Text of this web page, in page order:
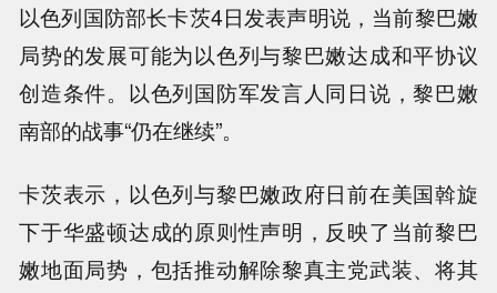
以色列国防部长卡茨4日发表声明说，当前黎巴嫩
局势的发展可能为以色列与黎巴嫩达成和平协议
创造条件。以色列国防军发言人同日说，黎巴嫩
南部的战事“仍在继续”。
卡茨表示，以色列与黎巴嫩政府日前在美国斡旋
下于华盛顿达成的原则性声明，反映了当前黎巴
嫩地面局势，包括推动解除黎真主党武装、将其